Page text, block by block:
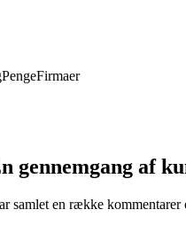
PengeFirmaer
af
en række